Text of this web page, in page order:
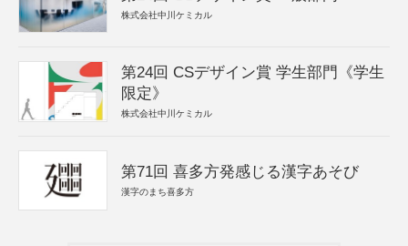
株式会社中川ケミカル
第24回 CSデザイン賞 学生部門《学生
限定》
株式会社中川ケミカル
第71回 喜多方発感じる漢字あそび
漢字のまち喜多方